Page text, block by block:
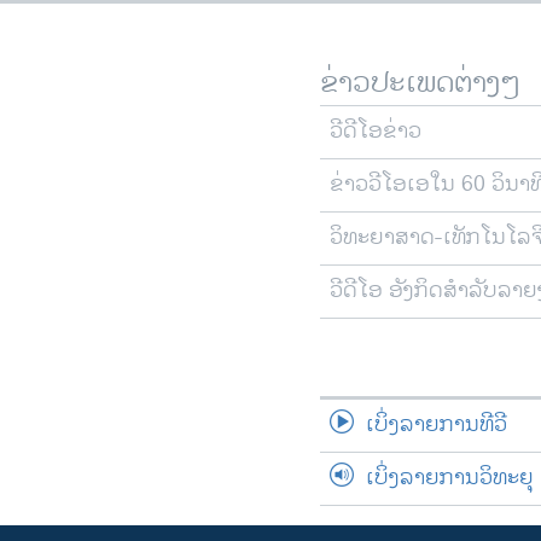
ຂ່າວປະເພດຕ່າງໆ
ວີດີໂອຂ່າວ
ຂ່າວວີໂອເອໃນ 60 ວິນາ
ວິທະຍາສາດ-ເທັກໂນໂລ
ວີດີໂອ ອັງກິດສຳລັບລາຍ
ເບິ່ງລາຍການທີວີ
ເບິ່ງລາຍການວິທະຍຸ